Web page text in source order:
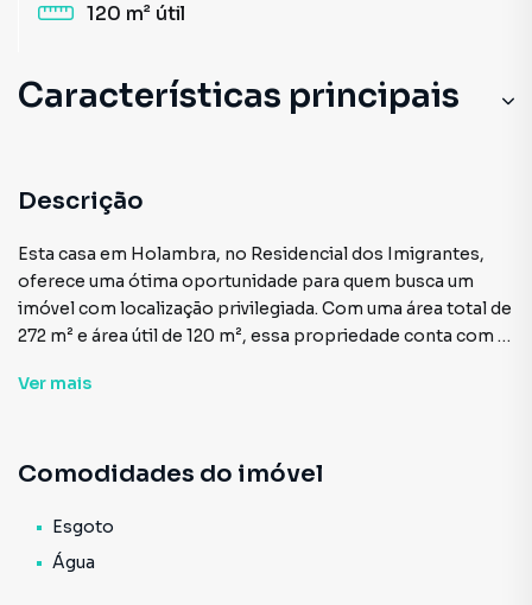
120 m² útil
Características principais
Descrição
Esta casa em Holambra, no Residencial dos Imigrantes,
oferece uma ótima oportunidade para quem busca um
imóvel com localização privilegiada. Com uma área total de
272 m² e área útil de 120 m², essa propriedade conta com 2
como rede de esgoto e abastecimento de água.
proporcionando espaços funcionais e confortáveis. A
praticidade no dia a dia. Além disso, a residência possui
boa iluminação natural, o que contribui para um ambiente
Ver mais
Comodidades do imóvel
Esgoto
Água